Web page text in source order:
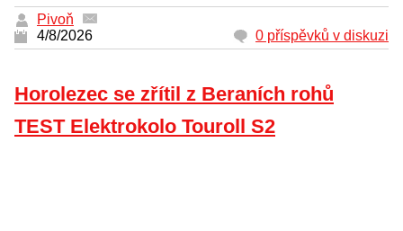
Pivoň
4/8/2026
0 příspěvků v diskuzi
Horolezec se zřítil z Beraních rohů
TEST Elektrokolo Touroll S2